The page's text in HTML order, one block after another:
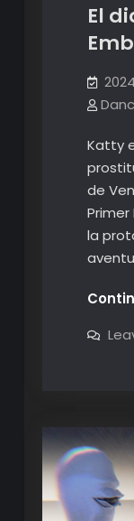
El
Katty
de
Primer
la